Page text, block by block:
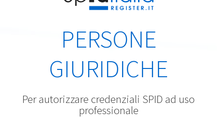
PERSONE
GIURIDICHE
Per autorizzare credenziali SPID ad uso
professionale